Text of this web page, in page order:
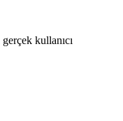
kullanıcı